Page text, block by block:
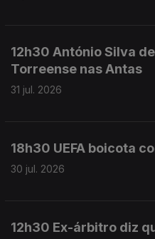
12h30 António Silva
Torreense nas Antas
31 jul. 2026
18h30 UEFA boicota
30 jul. 2026
12h30 Ex-árbitro diz